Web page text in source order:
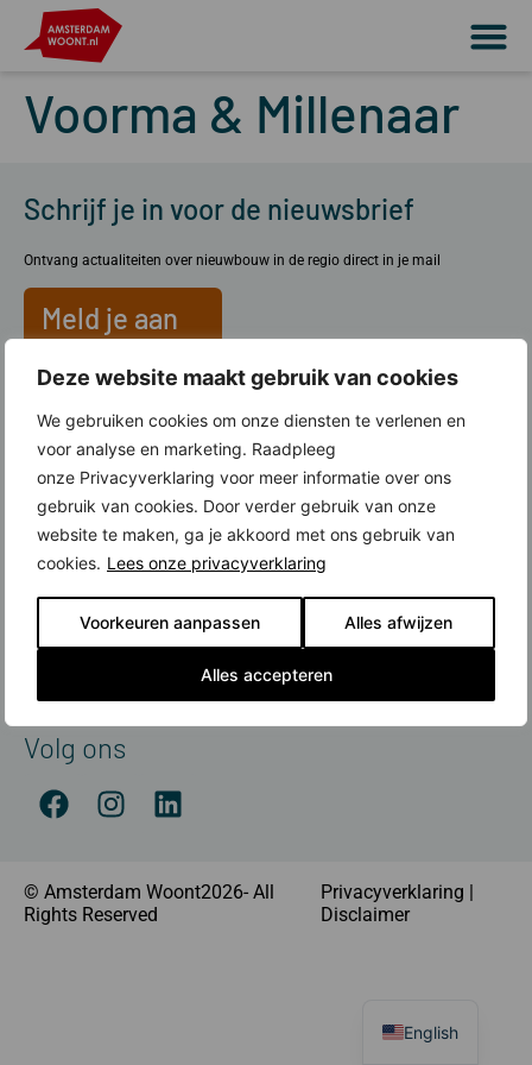
Deze website maakt gebruik van cookies
We gebruiken cookies om onze diensten te verlenen en
voor analyse en marketing. Raadpleeg
onze Privacyverklaring voor meer informatie over ons
gebruik van cookies. Door verder gebruik van onze
website te maken, ga je akkoord met ons gebruik van
cookies. Lees onze privacyverklaring
Voorkeuren aanpassen Alles afwijzen
Alles accepteren
Voorma & Millenaar
Schrijf je in voor de nieuwsbrief
Ontvang actualiteiten over nieuwbouw in de regio direct in je mail
Meld je aan
Over ons
Wat doen wij?
Werkgebied Amsterdam Woont
Lid worden
Contact
Meer over nieuwbouw
Amsterdamse Nieuwbouwprijs
Volg ons
© Amsterdam Woont2026- All
Rights Reserved
Privacyverklaring
Disclaimer
English